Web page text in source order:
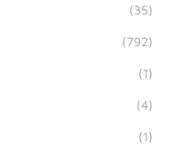
(35)
(792)
(1)
(4)
(1)